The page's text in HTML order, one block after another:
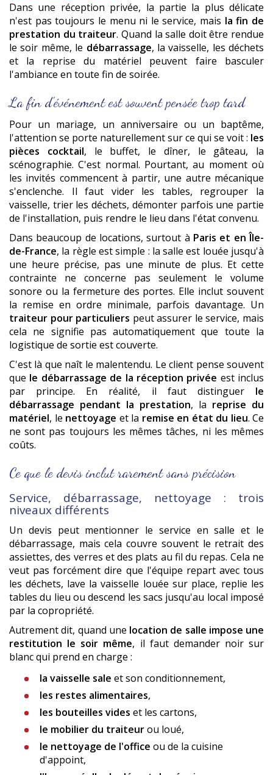
Dans une réception privée, la partie la plus délicate
n'est pas toujours le menu ni le service, mais la fin de
prestation du traiteur. Quand la salle doit être rendue
le soir même, le débarrassage, la vaisselle, les déchets
et la reprise du matériel peuvent faire basculer
l'ambiance en toute fin de soirée.
La fin d'événement est souvent pensée trop tard
Pour un mariage, un anniversaire ou un baptême,
l'attention se porte naturellement sur ce qui se voit : les
pièces cocktail, le buffet, le dîner, le gâteau, la
scénographie. C'est normal. Pourtant, au moment où
les invités commencent à partir, une autre mécanique
s'enclenche. Il faut vider les tables, regrouper la
vaisselle, trier les déchets, démonter parfois une partie
de l'installation, puis rendre le lieu dans l'état convenu.
Dans beaucoup de locations, surtout à Paris et en Île-
de-France, la règle est simple : la salle est louée jusqu'à
une heure précise, pas une minute de plus. Et cette
contrainte ne concerne pas seulement le volume
sonore ou la fermeture des portes. Elle inclut souvent
la remise en ordre minimale, parfois davantage. Un
traiteur pour particuliers peut assurer le service, mais
cela ne signifie pas automatiquement que toute la
logistique de sortie est couverte.
C'est là que naît le malentendu. Le client pense souvent
que le débarrassage de la réception privée est inclus
par principe. En réalité, il faut distinguer le
débarrassage pendant la prestation, la reprise du
matériel, le nettoyage et la remise en état du lieu. Ce
ne sont pas toujours les mêmes tâches, ni les mêmes
coûts.
Ce que le devis inclut rarement sans précision
Service, débarrassage, nettoyage : trois
niveaux différents
Un devis peut mentionner le service en salle et le
débarrassage, mais cela couvre souvent le retrait des
assiettes, des verres et des plats au fil du repas. Cela ne
veut pas forcément dire que l'équipe repart avec tous
les déchets, lave la vaisselle louée sur place, replie les
tables du lieu ou descend les sacs jusqu'au local imposé
par la copropriété.
Autrement dit, quand une location de salle impose une
restitution le soir même, il faut demander noir sur
blanc qui prend en charge :
la vaisselle sale et son conditionnement,
les restes alimentaires,
les bouteilles vides et les cartons,
le mobilier du traiteurou loué,
le nettoyage de l'office ou de la cuisine
d'appoint,